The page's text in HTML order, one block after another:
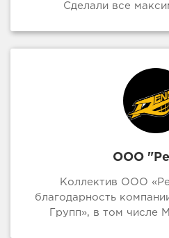
Сделали все
ООО
Коллектив ООО
благодарность
Групп», в том числе